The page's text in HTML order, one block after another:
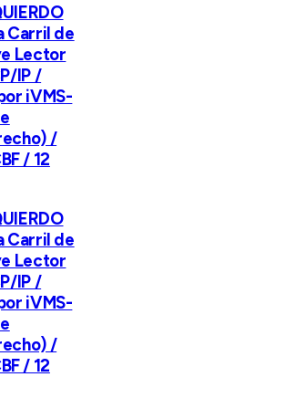
Carril de
Lector
IP /
iVMS-
/
/ 12
Carril de
Lector
IP /
iVMS-
/
/ 12